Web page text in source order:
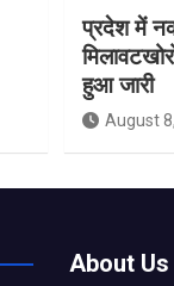
प्रदेश में
हुआ जारी
August
About Us